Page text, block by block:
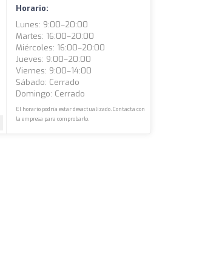
Horario:
Lunes: 9:00–20:00
Martes: 16:00–20:00
Miércoles: 16:00–20:00
Jueves: 9:00–20:00
Viernes: 9:00–14:00
Sábado: Cerrado
Domingo: Cerrado
El horario podría estar desactualizado. Contacta con
la empresa para comprobarlo.